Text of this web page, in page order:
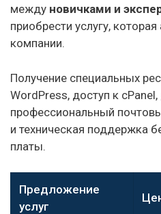
между новичками и
приобрести услугу,
компании.
Получение специальных
WordPress, доступ к
профессиональный
и техническая поддержка
платы.
Предложение
услуг